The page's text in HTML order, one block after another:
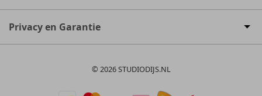
Privacy en Garantie
© 2026 STUDIODIJS.NL